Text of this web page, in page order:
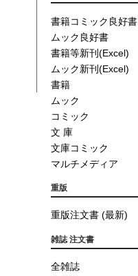
書籍コミック良好書
ムック良好書
書籍等新刊(Excel)
ムック新刊(Excel)
書籍
ムック
コミック
文 庫
文庫コミック
マルチメディア
重版
重版注文書 (最新)
雑誌 注文書
全雑誌